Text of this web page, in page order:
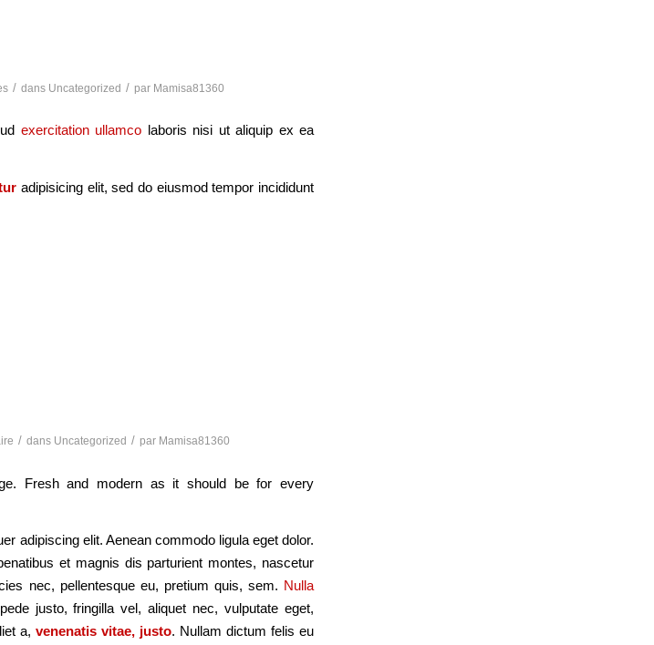
/ dans Uncategorized / par Mamisa81360
exercitation ullamco laboris nisi ut aliquip ex ea
adipisicing elit, sed do eiusmod tempor incididunt
/ dans Uncategorized / par Mamisa81360
Fresh and modern as it should be for every
adipiscing elit. Aenean commodo ligula eget dolor.
et magnis dis parturient montes, nascetur
nec, pellentesque eu, pretium quis, sem. Nulla
justo, fringilla vel, aliquet nec, vulputate eget,
a, venenatis vitae, justo. Nullam dictum felis eu